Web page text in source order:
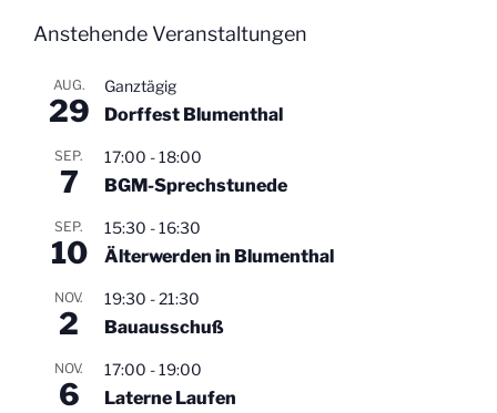
Anstehende Veranstaltungen
AUG.
29
Ganztägig
Dorffest Blumenthal
SEP.
7
17:00 -18:00
BGM-Sprechstunede
SEP.
10
15:30 -16:30
Älterwerden in Blumenthal
NOV.
2
19:30 -21:30
Bauausschuß
NOV.
6
17:00 -19:00
Laterne Laufen